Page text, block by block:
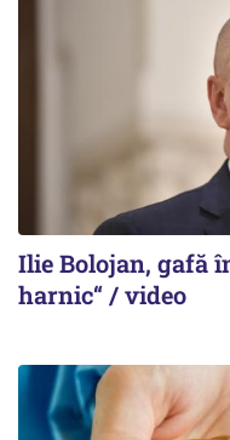
Ilie Bolojan, gafă
harnic“ / video